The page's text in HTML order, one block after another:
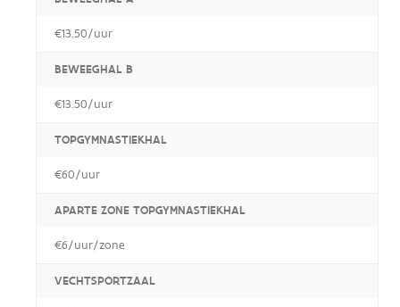
€13.50/uur
BEWEEGHAL B
€13.50/uur
TOPGYMNASTIEKHAL
€60/uur
APARTE ZONE TOPGYMNASTIEKHAL
€6/uur/zone
VECHTSPORTZAAL